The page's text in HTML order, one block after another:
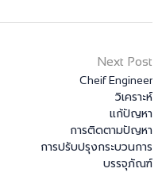
Next Post
Cheif Engineer
วิเคราะห์
แก้ปัญหา
การติดตามปัญหา
การปรับปรุงกระบวนการ
บรรจุภัณฑ์